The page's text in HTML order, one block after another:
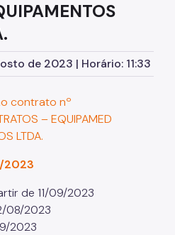
– Asplan
de Saúde
de 2023 | Horário: 11:33
contrato nº
– EQUIPAMED
LTDA.
2023
de 11/09/2023
08/2023
2023